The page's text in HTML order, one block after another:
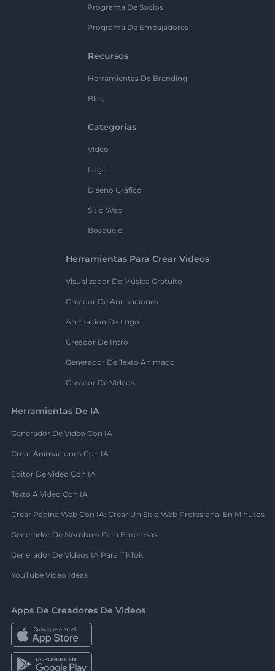
Programa De Socios
Programa De Embajadores
Recursos
Herramientas De Branding
Blog
Categorías
Vídeo
Logo
Diseño Gráfico
Sitio Web
Bosquejo
Herramientas Para Crear Videos
Visualizador De Música Gratuito
Creador De Animaciones
Animación De Logo
Creador De Intro
Generador De Texto Animado
Creador De Videos
Herramientas De IA
Generador De Video Con IA
Crear Animaciones Con IA
Editor De Video Con IA
Texto A Video Con IA
Crear Página Web Con IA: Crear Un Sitio Web Profesional En Minutos
Generador De Nombres Para Empresas
Generador De Videos IA Para TikTok
YouTube Video Ideas
Apps De Creadores De Videos